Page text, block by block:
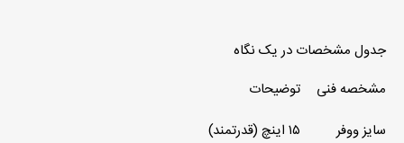
جدول مشخصات در یک نگاه
مشخصه فنی
توضیحات
سایز ووفر
۱۵ اینچ (قدرتمند)